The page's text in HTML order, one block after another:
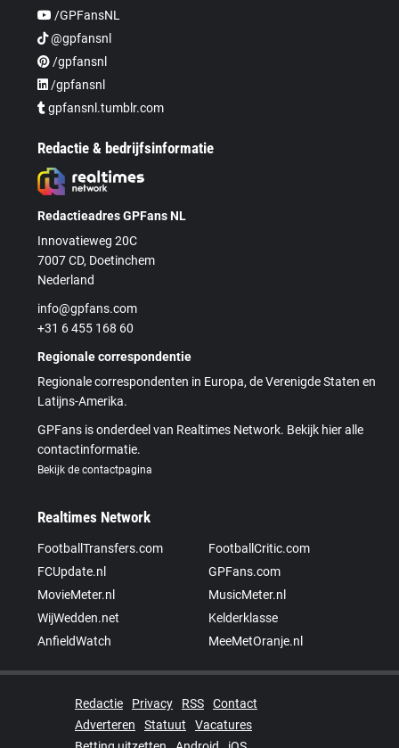
/GPFansNL
@gpfansnl
/gpfansnl
/gpfansnl
gpfansnl.tumblr.com
Redactie & bedrijfsinformatie
Redactieadres GPFans NL
Innovatieweg 20C
7007 CD, Doetinchem
Nederland
info@gpfans.com
+31 6 455 168 60
Regionale correspondentie
Regionale correspondenten in Europa, de Verenigde Staten en
Latijns-Amerika.
GPFans is onderdeel van Realtimes Network. Bekijk hier alle
contactinformatie.
Bekijk de contactpagina
Realtimes Network
FootballTransfers.com
FootballCritic.com
FCUpdate.nl
GPFans.com
MovieMeter.nl
MusicMeter.nl
WijWedden.net
Kelderklasse
AnfieldWatch
MeeMetOranje.nl
Redactie Privacy RSS
Contact
Adverteren
Statuut
Vacatures